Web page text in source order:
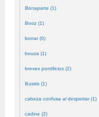
Bonaparte (1)
Booz (1)
borrar (0)
bouza (1)
breves pontificios (2)
Busiris (1)
cabeza confusa al despertar (1)
cadine (2)